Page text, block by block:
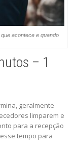
acontece e quando
– 1
geralmente
limparem e
para a recepção
tempo para